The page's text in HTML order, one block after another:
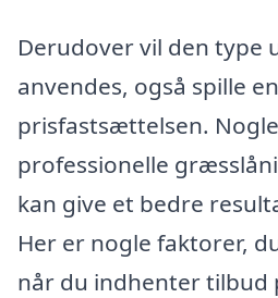
Derudover vil den type
anvendes, også spille
prisfastsættelsen.
professionelle
kan give et bedre
Her er nogle faktorer,
når du indhenter tilbud